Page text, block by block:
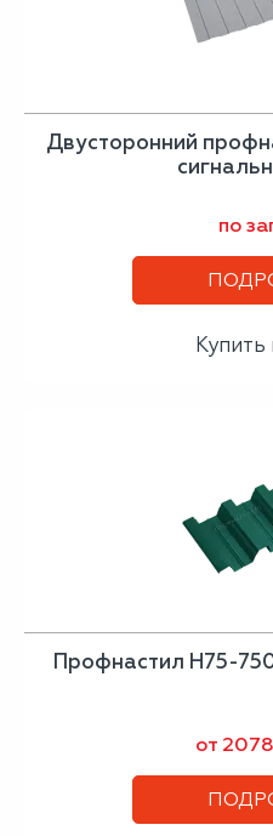
Двусторонний
по
Купить
Профнастил Н75-
от